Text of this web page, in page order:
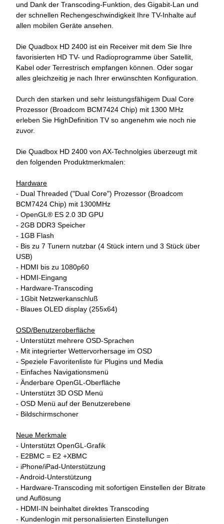
und Dank der Transcoding-Funktion, des Gigabit-Lan und
der schnellen Rechengeschwindigkeit Ihre TV-Inhalte auf
allen mobilen Geräte ansehen.
Die Quadbox HD 2400 ist ein Receiver mit dem Sie Ihre
favorisierten HD TV- und Radioprogramme über Satellit,
Kabel oder Terrestrisch empfangen können. Oder sogar
alles gleichzeitig je nach Ihrer erwünschten Konfiguration.
Durch den starken und sehr leistungsfähigem Dual Core
Prozessor (Broadcom BCM7424 Chip) mit 1300 MHz
erleben Sie HighDefinition TV so angenehm wie noch nie
zuvor.
Die Quadbox HD 2400 von AX-Technolgies überzeugt mit
den folgenden Produktmerkmalen:
Hardware
- Dual Threaded ("Dual Core") Prozessor (Broadcom
BCM7424 Chip) mit 1300MHz
- OpenGL® ES 2.0 3D GPU
- 2GB DDR3 Speicher
- 1GB Flash
- Bis zu 7 Tunern nutzbar (4 Stück intern und 3 Stück über
USB)
- HDMI bis zu 1080p60
- HDMI-Eingang
- Hardware-Transcoding
- 1Gbit Netzwerkanschluß
- Blaues OLED display (255x64)
OSD/Benutzeroberfläche
- Unterstützt mehrere OSD-Sprachen
- Mit integrierter Wettervorhersage im OSD
- Speziele Favoritenliste für Plugins und Media
- Einfaches Navigationsmenü
- Änderbare OpenGL-Oberfläche
- Unterstützt 3D OSD Menü
- OSD Menü auf der Benutzerebene
- Bildschirmschoner
Neue Merkmale
- Unterstützt OpenGL-Grafik
- E2BMC = E2 +XBMC
- iPhone/iPad-Unterstützung
- Android-Unterstützung
- Hardware-Transcoding mit sofortigen Einstellen der Bitrate
und Auflösung
- HDMI-IN beinhaltet direktes Transcoding
- Kundenlogin mit personalisierten Einstellungen